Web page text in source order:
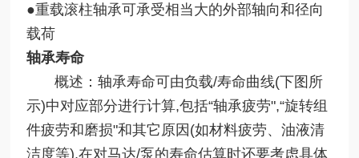
●重载滚柱轴承可承受相当大的外部轴向和径向
载荷
轴承寿命
概述：轴承寿命可由负载/寿命曲线(下图所
示)中对应部分进行计算,包括“轴承疲劳",“旋转组
件疲劳和磨损"和其它原因(如材料疲劳、油液清
洁度等),在对马达/泵的寿命估算时还要考虑具体